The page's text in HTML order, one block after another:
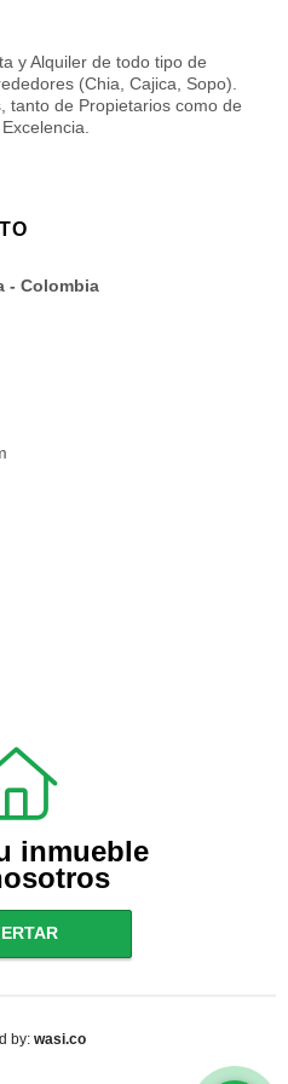
y Alquiler de todo tipo de
(Chia, Cajica, Sopo).
tanto de Propietarios como de
- Colombia
inmueble
by: wasi.co